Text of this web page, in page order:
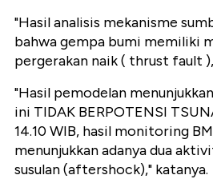
"Hasil analisis mekanisme
bahwa gempa bumi memiliki
pergerakan naik ( thrust fault
"Hasil pemodelan
ini TIDAK BERPOTENSI
14.10 WIB, hasil monitoring
menunjukkan adanya dua
susulan (aftershock)," katanya.